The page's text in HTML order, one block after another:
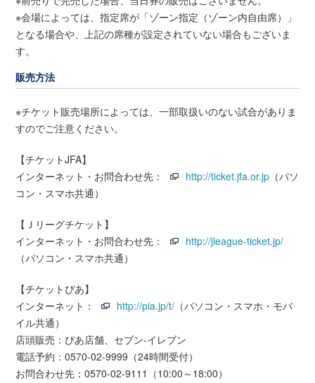
※会場によっては、指定席が「ゾーン指定（ゾーン内自由席）」
となる場合や、上記の席種が設定されていない場合もございま
す。
販売方法
※チケット販売場所によっては、一部取扱いのない試合がありま
すのでご注意ください。
【チケットJFA】
インターネット・お問合わせ先：
http://ticket.jfa.or.jp （パソ
コン・スマホ共通）
【Ｊリーグチケット】
インターネット・お問合わせ先：
http://jleague-ticket.jp/
（パソコン・スマホ共通）
【チケットぴあ】
インターネット：
http://pia.jp/t/ （パソコン・スマホ・モバ
イル共通）
店頭販売：ぴあ店舗、セブン-イレブン
電話予約：0570-02-9999（24時間受付）
お問合わせ先：0570-02-9111（10:00～18:00）